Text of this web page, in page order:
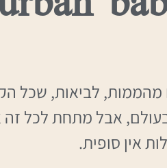
לביאות, שכל
אבל מתחת לכל זה
אין סופית.